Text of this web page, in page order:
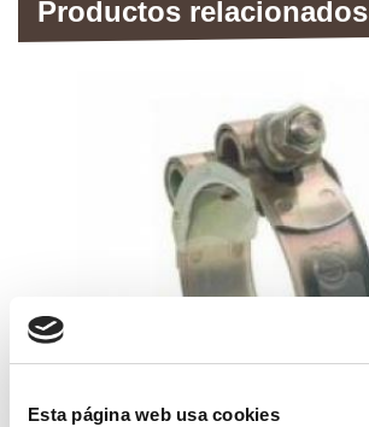
Esta página web usa cookies
Productos relacionados